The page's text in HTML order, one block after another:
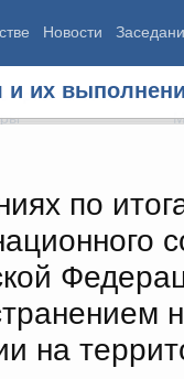
Новости
и их
по
на
Правительства